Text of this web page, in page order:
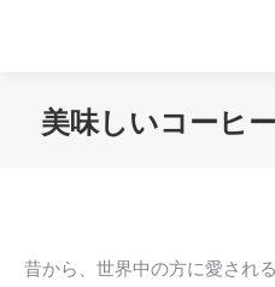
美味しいコーヒ
昔から、世界中の方に愛され